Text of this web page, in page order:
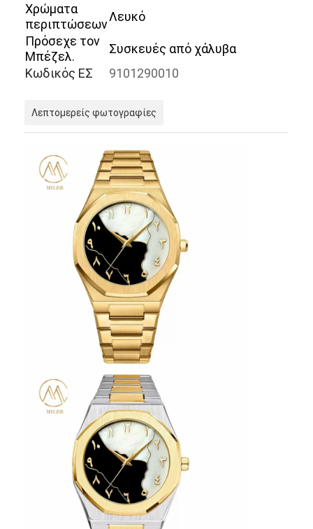
Σπίτι
Προϊόντα
Σχετικά με εμάς
Επισκέψεις στο εργοστάσιο
Ποιοτικός έλεγχος
Επικοινωνήστε μαζί μας
Ιστολόγιο
Χαλαζίας Wristwatch
Δερμάτινο ρολόι από χαλαζία
Ατσάλινο ρολόι με ζώνη
Χρώματα
περιπτώσεων
Λευκό
Πρόσεχε τον
Μπέζελ.
Συσκευές από χάλυβα
Κωδικός ΕΣ
9101290010
Λεπτομερείς φωτογραφίες